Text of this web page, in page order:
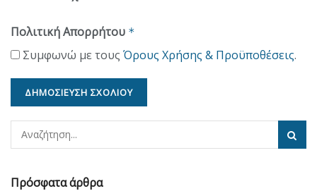
Πολιτική Απορρήτου *
Συμφωνώ με τους Όρους Χρήσης & Προϋποθέσεις.
Πρόσφατα άρθρα